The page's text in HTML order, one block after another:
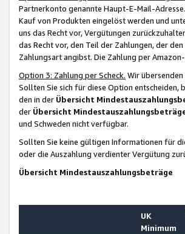
Partnerkonto genannte Haupt-E-Mail-
Kauf von Produkten eingelöst werden und
uns das Recht vor, Vergütungen
das Recht vor, den Teil der Zahlungen, der
Zahlungsart angibst. Die Zahlung per
Option 3: Zahlung per Scheck. Wir
Sollten Sie sich für diese Option entscheiden,
den in der Übersicht
der Übersicht
und Schweden nicht verfügbar.
Sollten Sie keine gültigen Informationen für
oder die Auszahlung verdienter Vergütung
Übersicht Mindestauszahlungsbeträge
UK
Minimum